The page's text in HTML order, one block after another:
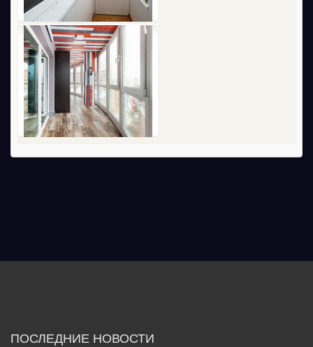
ПОСЛЕДНИЕ НОВОСТИ